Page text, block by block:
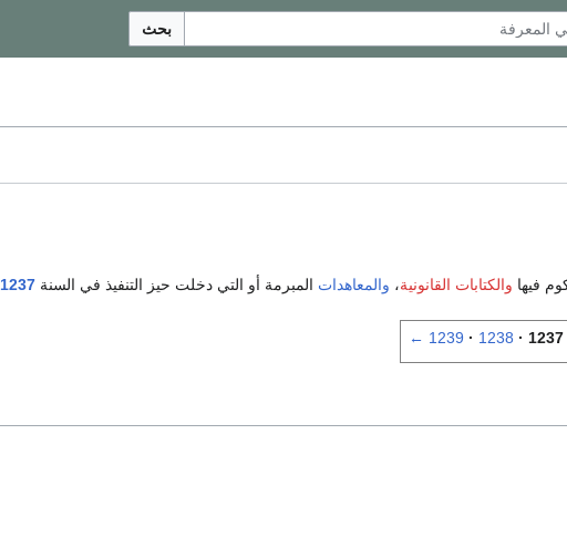
بحث
فيها والكتابات القانونية، والمعاهدات المبرمة أو التي دخلت حيز التنفيذ في السنة 1237
1237
1238
1239
←